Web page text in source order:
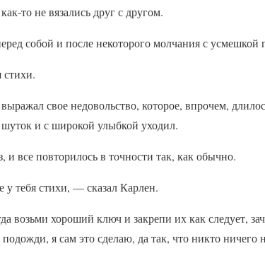
то не вязались друг с другом.
собой и после некоторого молчания с усмешкой
свое недовольство, которое, впрочем,
и с широкой улыбкой уходил.
все повторилось в точности так, как обычно.
тебя стихи, — сказал Карлен.
возьми хороший ключ и закрепи их как следует,
я сам это сделаю, да так, что никто ничего